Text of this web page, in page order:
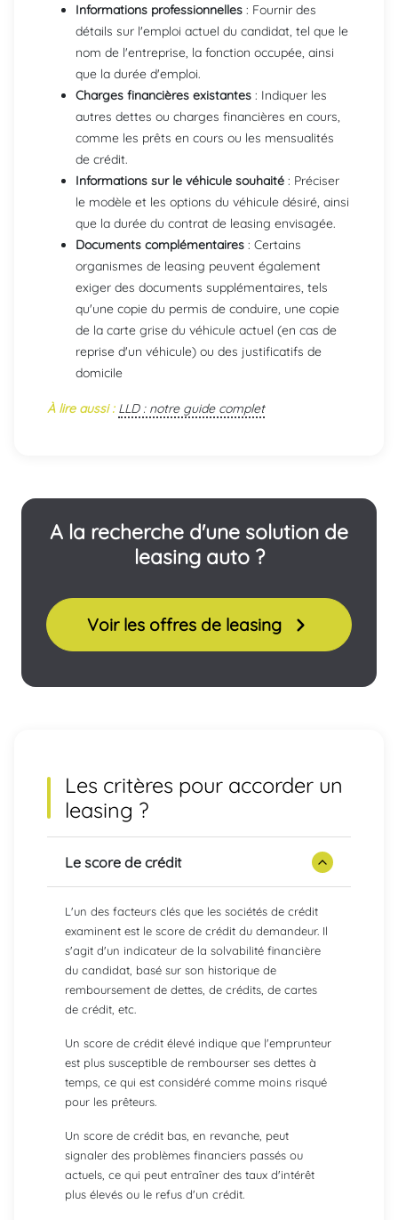
Informations professionnelles : Fournir des
détails sur l'emploi actuel du candidat, tel que le
nom de l'entreprise, la fonction occupée, ainsi
que la durée d'emploi.
Charges financières existantes : Indiquer les
autres dettes ou charges financières en cours,
comme les prêts en cours ou les mensualités
de crédit.
Informations sur le véhicule souhaité : Préciser
le modèle et les options du véhicule désiré, ainsi
que la durée du contrat de leasing envisagée.
Documents complémentaires : Certains
organismes de leasing peuvent également
exiger des documents supplémentaires, tels
qu'une copie du permis de conduire, une copie
de la carte grise du véhicule actuel (en cas de
reprise d'un véhicule) ou des justificatifs de
domicile
À lire aussi : LLD : notre guide complet
A la recherche d'une solution de
leasing auto ?
Voir les offres de leasing
Les critères pour accorder un
leasing ?
Le score de crédit
L'un des facteurs clés que les sociétés de crédit
examinent est le score de crédit du demandeur. Il
s'agit d'un indicateur de la solvabilité financière
du candidat, basé sur son historique de
remboursement de dettes, de crédits, de cartes
de crédit, etc.
Un score de crédit élevé indique que l'emprunteur
est plus susceptible de rembourser ses dettes à
temps, ce qui est considéré comme moins risqué
pour les prêteurs.
Un score de crédit bas, en revanche, peut
signaler des problèmes financiers passés ou
actuels, ce qui peut entraîner des taux d'intérêt
plus élevés ou le refus d'un crédit.